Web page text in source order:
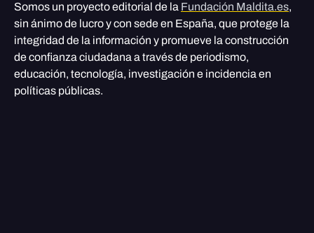
Somos un proyecto editorial de la Fundación Maldita.es,
sin ánimo de lucro y con sede en España, que protege la
integridad de la información y promueve la construcción
de confianza ciudadana a través de periodismo,
educación, tecnología, investigación e incidencia en
políticas públicas.